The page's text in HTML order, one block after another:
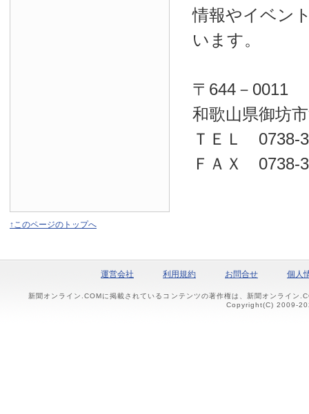
情報やイベン
います。
〒644－0011
和歌山県御坊
ＴＥＬ 0738-
ＦＡＸ 0738-
↑このページのトップへ
運営会社 利用規約 お問合せ 個人
新聞オンライン.COMに掲載されているコンテンツの著作権は、新聞オンライン
Copyright(C) 2009-